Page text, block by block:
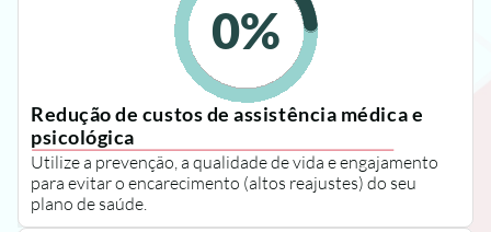
0%
Redução de custos de assistência médica e
psicológica
Utilize a prevenção, a qualidade de vida e engajamento
para evitar o encarecimento (altos reajustes) do seu
plano de saúde.